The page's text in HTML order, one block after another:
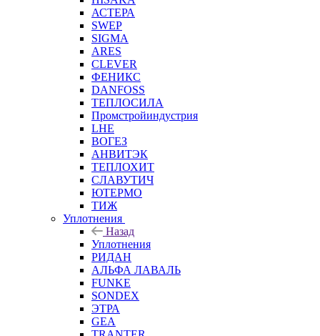
АСТЕРА
SWEP
SIGMA
ARES
CLEVER
ФЕНИКС
DANFOSS
ТЕПЛОСИЛА
Промстройиндустрия
LHE
ВОГЕЗ
АНВИТЭК
ТЕПЛОХИТ
СЛАВУТИЧ
ЮТЕРМО
ТИЖ
Уплотнения
Назад
Уплотнения
РИДАН
АЛЬФА ЛАВАЛЬ
FUNKE
SONDEX
ЭТРА
GEA